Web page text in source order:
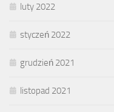
luty 2022
styczeń 2022
grudzień 2021
listopad 2021